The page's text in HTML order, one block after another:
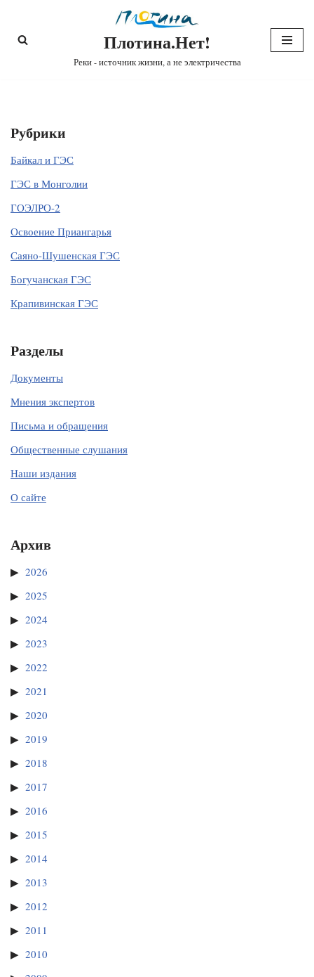
Перейти
Плотина.Нет!
Реки - источник жизни, а не электричества
Рубрики
Байкал и ГЭС
ГЭС в Монголии
ГОЭЛРО-2
Освоение Приангарья
Саяно-Шушенская ГЭС
Богучанская ГЭС
Крапивинская ГЭС
Разделы
Документы
Мнения экспертов
Письма и обращения
Общественные слушания
Наши издания
О сайте
Архив
2026
2025
2024
2023
2022
2021
2020
2019
2018
2017
2016
2015
2014
2013
2012
2011
2010